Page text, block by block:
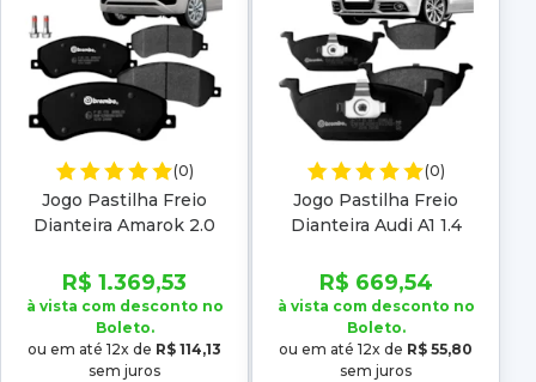
(0)
Jogo Pastilha Freio
Dianteira Amarok 2.0
2015 2016 2017 2018 2019
Low metal
R$ 1.369,53
à vista com desconto no
Boleto.
ou em até 12x de R$ 114,13
sem juros
(0)
Jogo Pastilha Freio
Dianteira Audi A1 1.4
2014 2015 Low metal
R$ 669,54
à vista com desconto no
Boleto.
ou em até 12x de R$ 55,80
sem juros